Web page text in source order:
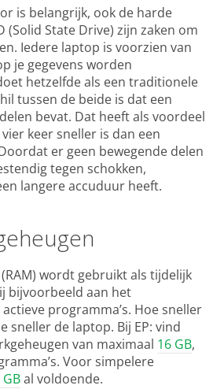
is belangrijk, ook de harde
(Solid State Drive) zijn zaken om
Iedere laptop is voorzien van
je gegevens worden
hetzelfde als een traditionele
tussen de beide is dat een
bevat. Dat heeft als voordeel
keer sneller is dan een
er geen bewegende delen
tegen schokken,
langere accuduur heeft.
wordt gebruikt als tijdelijk
bijvoorbeeld aan het
programma’s. Hoe sneller
sneller de laptop. Bij EP: vind
van maximaal 16 GB,
Voor simpelere
al voldoende.